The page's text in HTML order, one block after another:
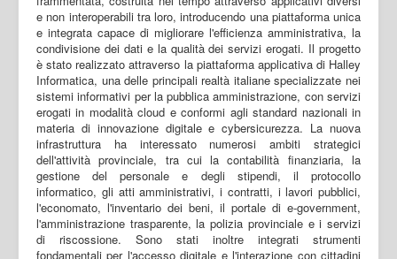
e non interoperabili tra loro, introducendo una piattaforma unica
e integrata capace di migliorare l'efficienza amministrativa, la
condivisione dei dati e la qualità dei servizi erogati. Il progetto
è stato realizzato attraverso la piattaforma applicativa di Halley
Informatica, una delle principali realtà italiane specializzate nei
sistemi informativi per la pubblica amministrazione, con servizi
erogati in modalità cloud e conformi agli standard nazionali in
materia di innovazione digitale e cybersicurezza. La nuova
infrastruttura ha interessato numerosi ambiti strategici
dell'attività provinciale, tra cui la contabilità finanziaria, la
gestione del personale e degli stipendi, il protocollo
informatico, gli atti amministrativi, i contratti, i lavori pubblici,
l'economato, l'inventario dei beni, il portale di e-government,
l'amministrazione trasparente, la polizia provinciale e i servizi
di riscossione. Sono stati inoltre integrati strumenti
fondamentali per l'accesso digitale e l'interazione con cittadini